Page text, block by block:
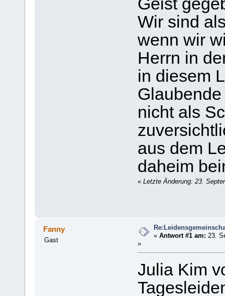
Geist
Wir sind
wenn wir
Herrn in
in diesem
nicht als
aus dem
daheim
« Letzte Änderung: 23.
Fanny
Gast
«Antwort #1 am: 23.
»
Julia Kim